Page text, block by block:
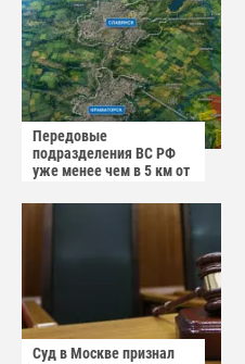
Передовые
подразделения ВС РФ
уже менее чем в 5 км от
Славянска
Суд в Москве признал